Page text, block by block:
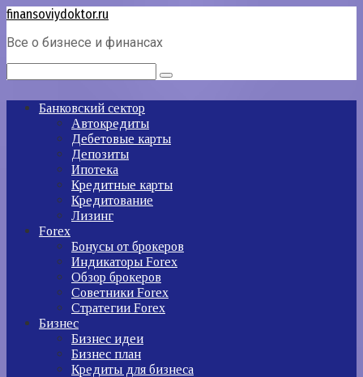
Перейти
контенту
finansoviydoktor.ru
Все о бизнесе и финансах
Банковский сектор
Автокредиты
Дебетовые карты
Депозиты
Ипотека
Кредитные карты
Кредитование
Лизинг
Forex
Бонусы от брокеров
Индикаторы Forex
Обзор брокеров
Советники Forex
Стратегии Forex
Бизнес
Бизнес идеи
Бизнес план
Кредиты для бизнеса